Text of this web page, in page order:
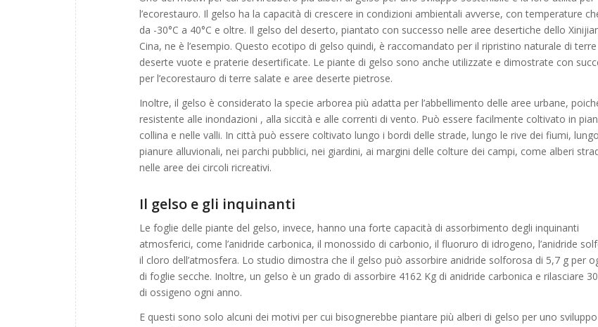
l’ecorestauro. Il gelso ha la capacità di crescere in condizioni ambientali avverse, con temperature
da -30°C a 40°C e oltre. Il gelso del deserto, piantato con successo nelle aree desertiche dello
Cina, ne è l’esempio. Questo ecotipo di gelso quindi, è raccomandato per il ripristino naturale di terre
deserte vuote e praterie desertificate. Le piante di gelso sono anche utilizzate e dimostrate con
per l’ecorestauro di terre salate e aree deserte pietrose.
Inoltre, il gelso è considerato la specie arborea più adatta per l’abbellimento delle aree urbane,
resistente alle inondazioni , alla siccità e alle correnti di vento. Può essere facilmente coltivato in
collina e nelle valli. In città può essere coltivato lungo i bordi delle strade, lungo le rive dei fiumi,
pianure alluvionali, nei parchi pubblici, nei giardini, ai margini delle colture dei campi, come alberi
nelle aree dei circoli ricreativi.
Il gelso e gli inquinanti
Le foglie delle piante del gelso, invece, hanno una forte capacità di assorbimento degli inquinanti
atmosferici, come l’anidride carbonica, il monossido di carbonio, il fluoruro di idrogeno, l’anidride
il cloro dell’atmosfera. Lo studio dimostra che il gelso può assorbire anidride solforosa di 5,7 g per
di foglie secche. Inoltre, un gelso è un grado di assorbire 4162 Kg di anidride carbonica e rilasciare
di ossigeno ogni anno.
E questi sono solo alcuni dei motivi per cui bisognerebbe piantare più alberi di gelso per uno sviluppo